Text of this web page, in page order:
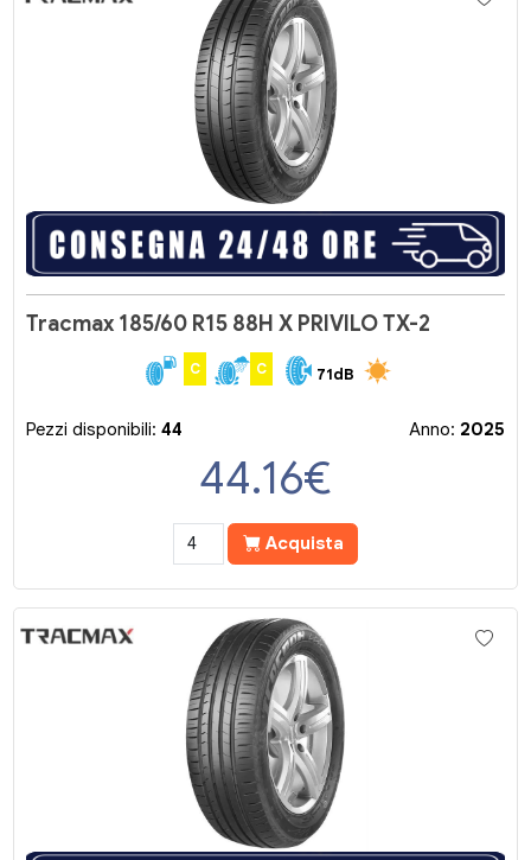
Tracmax 185/60 R15 88H X PRIVILO TX-2
C C 71dB
Pezzi disponibili:44 Anno: 2025
44.16€
Acquista